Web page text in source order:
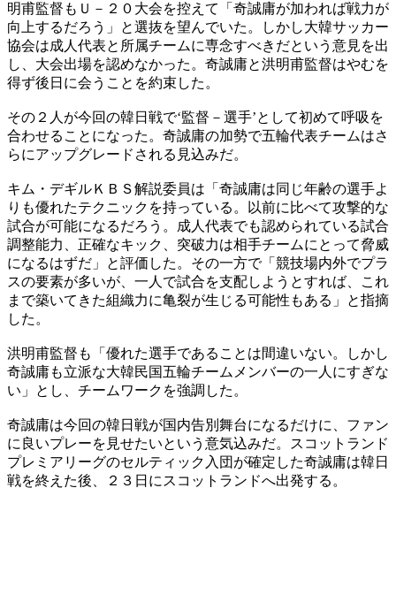
明甫監督もＵ－２０大会を控えて「奇誠庸が加われば戦力が
向上するだろう」と選抜を望んでいた。しかし大韓サッカー
協会は成人代表と所属チームに専念すべきだという意見を出
し、大会出場を認めなかった。奇誠庸と洪明甫監督はやむを
得ず後日に会うことを約束した。
その２人が今回の韓日戦で‘監督－選手’として初めて呼吸を
合わせることになった。奇誠庸の加勢で五輪代表チームはさ
らにアップグレードされる見込みだ。
キム・デギルＫＢＳ解説委員は「奇誠庸は同じ年齢の選手よ
りも優れたテクニックを持っている。以前に比べて攻撃的な
試合が可能になるだろう。成人代表でも認められている試合
調整能力、正確なキック、突破力は相手チームにとって脅威
になるはずだ」と評価した。その一方で「競技場内外でプラ
スの要素が多いが、一人で試合を支配しようとすれば、これ
まで築いてきた組織力に亀裂が生じる可能性もある」と指摘
した。
洪明甫監督も「優れた選手であることは間違いない。しかし
奇誠庸も立派な大韓民国五輪チームメンバーの一人にすぎな
い」とし、チームワークを強調した。
奇誠庸は今回の韓日戦が国内告別舞台になるだけに、ファン
に良いプレーを見せたいという意気込みだ。スコットランド
プレミアリーグのセルティック入団が確定した奇誠庸は韓日
戦を終えた後、２３日にスコットランドへ出発する。